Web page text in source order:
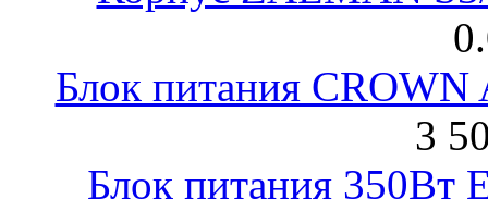
Блок питания
3
Блок питания 350Вт